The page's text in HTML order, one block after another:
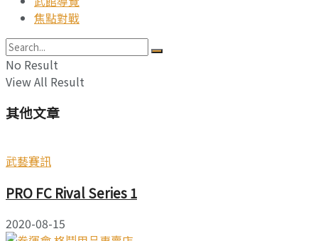
焦點對戰
No Result
View All Result
其他文章
武藝賽訊
PRO FC Rival Series 1
2020-08-15